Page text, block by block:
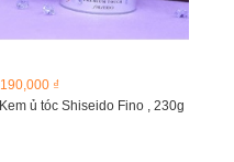
190,000 ₫
Kem ủ tóc Shiseido Fino , 230g